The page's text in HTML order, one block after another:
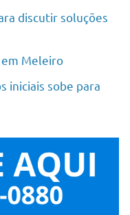
discutir soluções
em Meleiro
iniciais sobe para